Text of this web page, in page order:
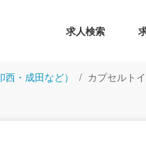
求人検索
・成田など） カプセルト